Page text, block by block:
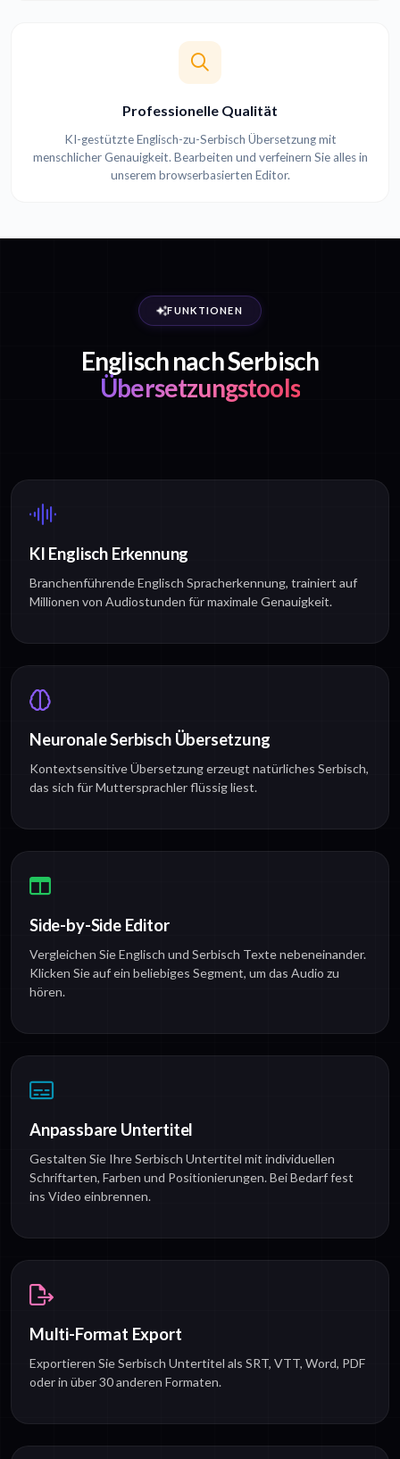
Professionelle Qualität
KI-gestützte Englisch-zu-Serbisch Übersetzung mit
menschlicher Genauigkeit. Bearbeiten und verfeinern Sie alles in
unserem browserbasierten Editor.
FUNKTIONEN
Englisch nach Serbisch
Übersetzungstools
KI Englisch Erkennung
Branchenführende Englisch Spracherkennung, trainiert auf
Millionen von Audiostunden für maximale Genauigkeit.
Neuronale Serbisch Übersetzung
Kontextsensitive Übersetzung erzeugt natürliches Serbisch,
das sich für Muttersprachler flüssig liest.
Side-by-Side Editor
Vergleichen Sie Englisch und Serbisch Texte nebeneinander.
Klicken Sie auf ein beliebiges Segment, um das Audio zu
hören.
Anpassbare Untertitel
Gestalten Sie Ihre Serbisch Untertitel mit individuellen
Schriftarten, Farben und Positionierungen. Bei Bedarf fest
ins Video einbrennen.
Multi-Format Export
Exportieren Sie Serbisch Untertitel als SRT, VTT, Word, PDF
oder in über 30 anderen Formaten.